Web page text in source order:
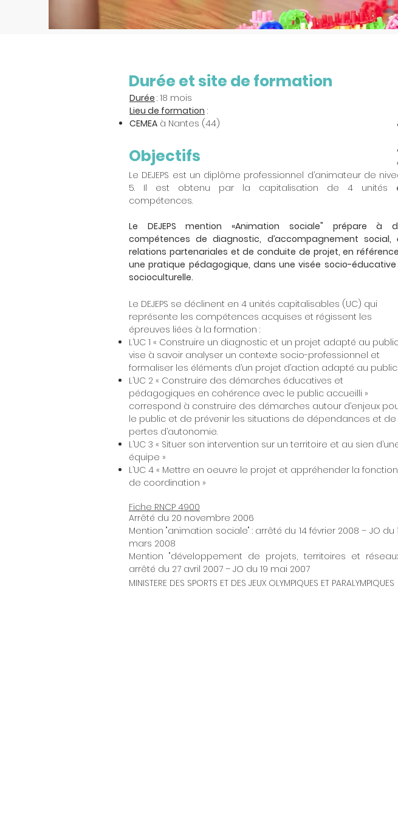
Durée et site de formation
Durée : 18 mois
Lieu de formation :
CEMEA à Nantes (44)
Objectifs
Le DEJEPS est un diplôme professionnel d’animateur de
5. Il est obtenu par la capitalisation de 4 unités
compétences.
Le DEJEPS mention «Animation sociale" prépare à
compétences de diagnostic, d’accompagnement social,
relations partenariales et de conduite de projet, en
une pratique pédagogique, dans une visée socio-
socioculturelle.
Le DEJEPS se déclinent en 4 unités capitalisables (UC) qui
représente les compétences acquises et régissent les
épreuves liées à la formation :
L’UC 1 « Construire un diagnostic et un projet adapté au
vise à savoir analyser un contexte socio-professionnel et
formaliser les éléments d’un projet d’action adapté au public
L’UC 2 « Construire des démarches éducatives et
pédagogiques en cohérence avec le public accueilli »
correspond à construire des démarches autour d’enjeux
le public et de prévenir les situations de dépendances et de
pertes d’autonomie.
L’UC 3 « Situer son intervention sur un territoire et au sien
équipe »
L’UC 4 « Mettre en oeuvre le projet et appréhender la fonction
de coordination »
Fiche RNCP 4900
Arrêté du 20 novembre 2006
Mention "animation sociale" : arrêté du 14 février 2008 – JO du
mars 2008
Mention "développement de projets, territoires et
arrêté du 27 avril 2007 – JO du 19 mai 2007
MINISTERE DES SPORTS ET DES JEUX OLYMPIQUES ET PARALYMPIQUES